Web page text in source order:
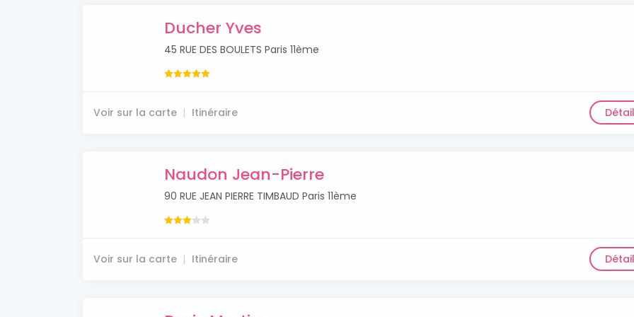
Ducher Yves
45 RUE DES BOULETS Paris 11ème
Voir sur la carte Itinéraire
Naudon Jean-Pierre
90 RUE JEAN PIERRE TIMBAUD Paris 11ème
Voir sur la carte Itinéraire